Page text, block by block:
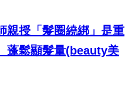
親授「髮圈繞綁」是重
蓬鬆顯髮量(beauty美